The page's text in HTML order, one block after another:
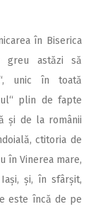
în Biserica
greu astăzi să
unic în toată
plin de fapte
și de la românii
ctitoria de
în Vinerea mare,
și, în sfârșit,
este încă de pe